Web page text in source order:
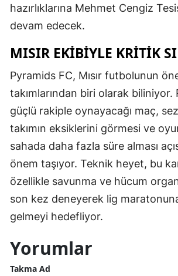
hazırlıklarına Mehmet Cengiz
devam edecek.
MISIR EKİBİYLE KRİTİK
Pyramids FC, Mısır futbolunun
takımlarından biri olarak biliniyor.
güçlü rakiple oynayacağı maç,
takımın eksiklerini görmesi ve
sahada daha fazla süre alması
önem taşıyor. Teknik heyet, bu
özellikle savunma ve hücum
son kez deneyerek lig
gelmeyi hedefliyor.
Yorumlar
Takma Ad